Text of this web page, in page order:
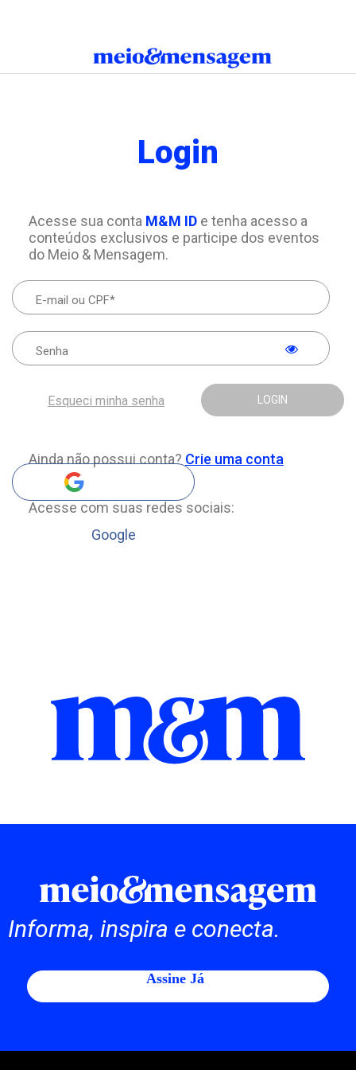
Login
Acesse sua conta M&M IDe tenha acesso a
conteúdos exclusivos e participe dos eventos
do Meio & Mensagem.
LOGIN
Esqueci minha senha
Ainda não possui conta? Crie uma conta
Acesse com suas redes sociais:
Google
Informa, inspira e conecta.
Assine Já